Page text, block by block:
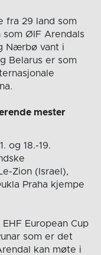
fra 29 land som
ØIF Arendals
Nærbø vant i
Belarus er som
mester
og 18.-19.
Zion (Israel),
Praha kjempe
European Cup
som er det
kan møte i